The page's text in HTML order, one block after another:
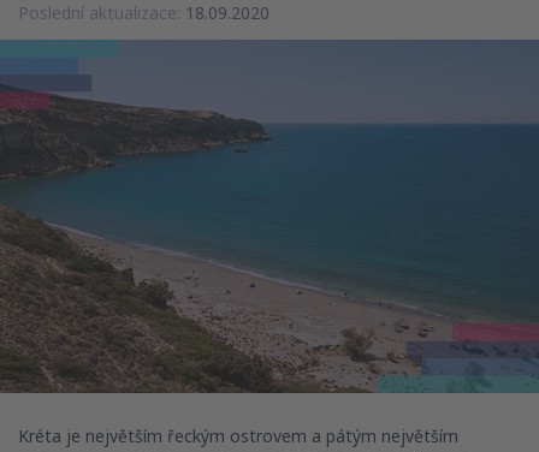
Poslední aktualizace: 18.09.2020
Kréta je největším řeckým ostrovem a pátým největším